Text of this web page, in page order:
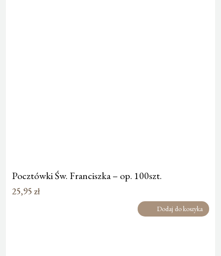
Pocztówki Św. Franciszka – op. 100szt.
25,95 zł
Dodaj do koszyka